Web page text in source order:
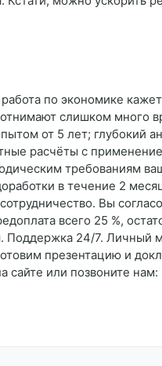
по экономике
слишком много
от 5 лет; глубокий
расчёты с
требованиям
в течение 2
Вы
всего 25 %,
24/7. Личный
презентацию и
или позвоните